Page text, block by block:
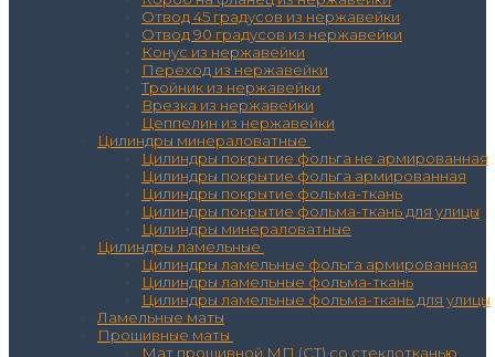
Отвод 45 градусов из нержавейки
Отвод 90 градусов из нержавейки
Конус из нержавейки
Переход из нержавейки
Тройник из нержавейки
Врезка из нержавейки
Цеппелин из нержавейки
Цилиндры минераловатные
Цилиндры покрытие фольга не армированная
Цилиндры покрытие фольга армированная
Цилиндры покрытие фольма-ткань
Цилиндры покрытие фольма-ткань для улицы
Цилиндры минераловатные
Цилиндры ламельные
Цилиндры ламельные фольга армированная
Цилиндры ламельные фольма-ткань
Цилиндры ламельные фольма-ткань для улицы
Ламельные маты
Прошивные маты
Мат прошивной МП (СТ) со стеклотканью